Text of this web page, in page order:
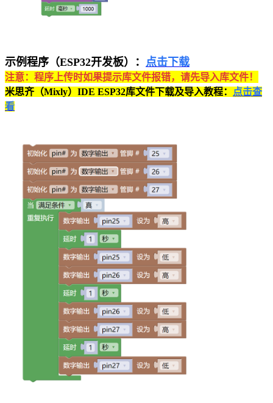
示例程序（ESP32开发板）： 点击下载
注意：程序上传时如果提示库文件报错，请先导入库文件！
米思齐（Mixly）IDE ESP32库文件下载及导入教程：
点击查
看